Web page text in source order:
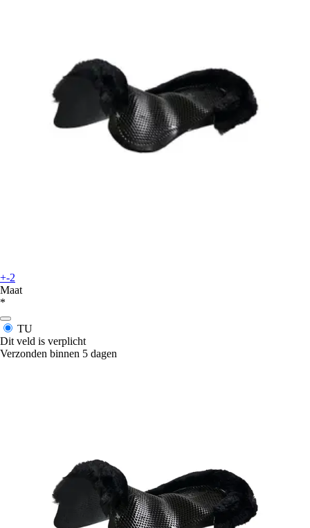
+-2
Maat
*
TU
Dit veld is verplicht
Verzonden binnen 5 dagen